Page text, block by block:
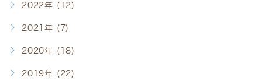
2022年 (12)
2021年 (7)
2020年 (18)
2019年 (22)